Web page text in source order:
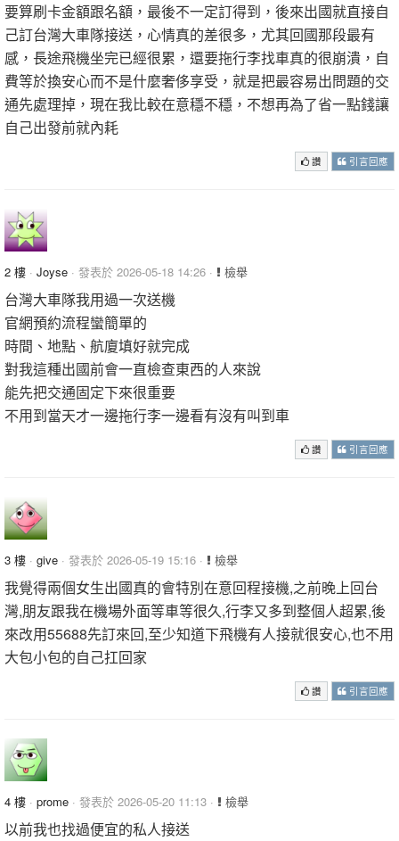
要算刷卡金額跟名額，最後不一定訂得到，後來出國就直接自
己訂台灣大車隊接送，心情真的差很多，尤其回國那段最有
感，長途飛機坐完已經很累，還要拖行李找車真的很崩潰，自
費等於換安心而不是什麼奢侈享受，就是把最容易出問題的交
通先處理掉，現在我比較在意穩不穩，不想再為了省一點錢讓
自己出發前就內耗
讚 引言回應
2 樓 · Joyse · 發表於 2026-05-18 14:26 · 檢舉
台灣大車隊我用過一次送機
官網預約流程蠻簡單的
時間、地點、航廈填好就完成
對我這種出國前會一直檢查東西的人來說
能先把交通固定下來很重要
不用到當天才一邊拖行李一邊看有沒有叫到車
讚 引言回應
3 樓 · give · 發表於 2026-05-19 15:16 · 檢舉
我覺得兩個女生出國真的會特別在意回程接機,之前晚上回台
灣,朋友跟我在機場外面等車等很久,行李又多到整個人超累,後
來改用55688先訂來回,至少知道下飛機有人接就很安心,也不用
大包小包的自己扛回家
讚 引言回應
4 樓 · prome · 發表於 2026-05-20 11:13 · 檢舉
以前我也找過便宜的私人接送